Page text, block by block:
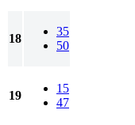
18
35
50
19
15
47